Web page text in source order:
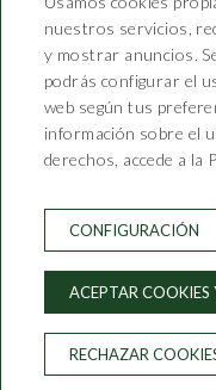
T. 972
nuestros servicios,
y mostrar anuncios.
podrás configurar el
web según tus
información sobre el
derechos, accede a la
CONFIGURACIÓN
ACEPTAR
RECHAZAR